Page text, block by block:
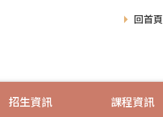
回首頁
招生資訊 課程資訊